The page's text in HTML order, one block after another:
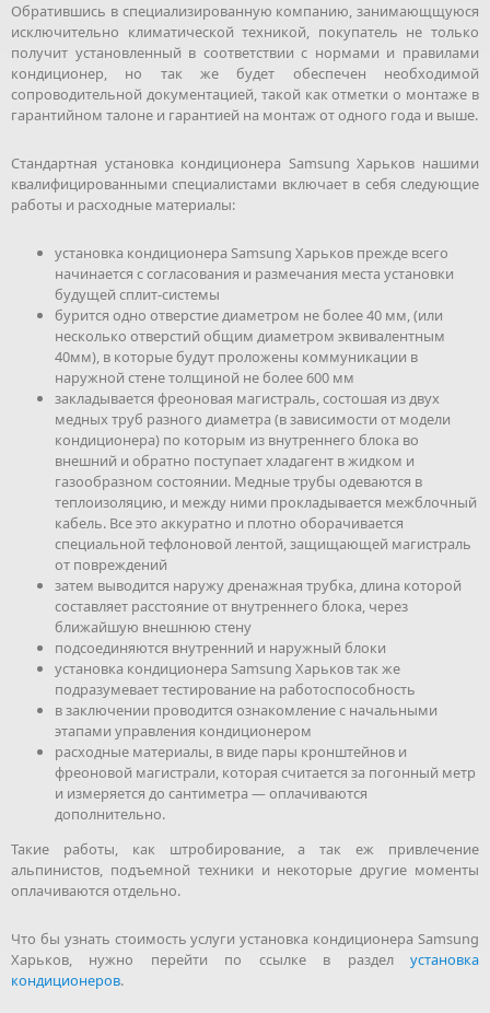
Обратившись в специализированную компанию, занимающщуюся
исключительно климатической техникой, покупатель не только
получит установленный в соответствии с нормами и правилами
кондиционер, но так же будет обеспечен необходимой
сопроводительной документацией, такой как отметки о монтаже в
гарантийном талоне и гарантией на монтаж от одного года и выше.
Стандартная установка кондиционера Samsung Харьков нашими
квалифицированными специалистами включает в себя следующие
работы и расходные материалы:
установка кондиционера Samsung Харьков прежде всего
начинается с согласования и размечания места установки
будущей сплит-системы
бурится одно отверстие диаметром не более 40 мм, (или
несколько отверстий общим диаметром эквивалентным
40мм), в которые будут проложены коммуникации в
наружной стене толщиной не более 600 мм
закладывается фреоновая магистраль, состошая из двух
медных труб разного диаметра (в зависимости от модели
кондиционера) по которым из внутреннего блока во
внешний и обратно поступает хладагент в жидком и
газообразном состоянии. Медные трубы одеваются в
теплоизоляцию, и между ними прокладывается межблочный
кабель. Все это аккуратно и плотно оборачивается
специальной тефлоновой лентой, защищающей магистраль
от повреждений
затем выводится наружу дренажная трубка, длина которой
составляет расстояние от внутреннего блока, через
ближайшую внешнюю стену
подсоединяются внутренний и наружный блоки
установка кондиционера Samsung Харьков так же
подразумевает тестирование на работоспособность
в заключении проводится ознакомление с начальными
этапами управления кондиционером
расходные материалы, в виде пары кронштейнов и
фреоновой магистрали, которая считается за погонный метр
и измеряется до сантиметра — оплачиваются
дополнительно.
Такие работы, как штробирование, а так еж привлечение
альпинистов, подъемной техники и некоторые другие моменты
оплачиваются отдельно.
Что бы узнать стоимость услуги установка кондиционера Samsung
Харьков, нужно перейти по ссылке в раздел установка
кондиционеров.